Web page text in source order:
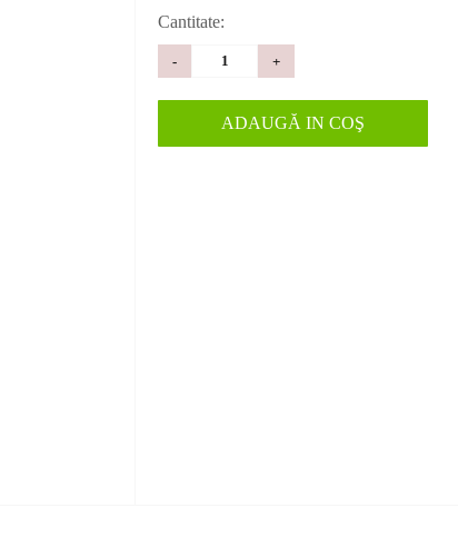
Cantitate:
- +
ADAUGĂ IN COŞ